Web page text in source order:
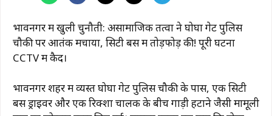
भावनगर में खुली चुनौती: असामाजिक तत्वों ने घोघा गेट पुलिस
चौकी पर आतंक मचाया, सिटी बस में तोड़फोड़ की! पूरी घटना
CCTV में कैद।
भावनगर शहर में व्यस्त घोघा गेट पुलिस चौकी के पास, एक सिटी
बस ड्राइवर और एक रिक्शा चालक के बीच गाड़ी हटाने जैसी मामूली